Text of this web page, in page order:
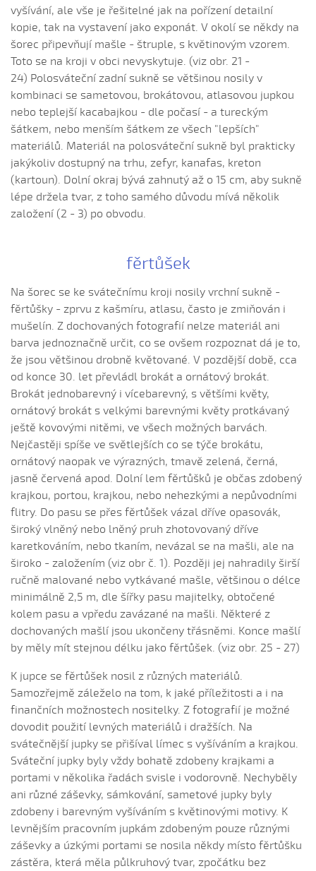
Naprostred Dunaja vyrostel
Naši páni
Ně tatíček kázal
Nebude z Janíčka voják (Jakub Hrbáč, 2006)
Nechce ňa panenka žádná (Roman Kotil, 2004)
Nechoď, Janíčko (Daniel Beníček, 2009)
Nechoď k nám, šohajku (Klaudie Čaňová, 2008)
Nechoď synečku
Nechodívaj k nám (Veronika Filípková, 2010)
Nechodívaj, šohaj, ke mně (Eva Čechová, 2006)
Nedaleko od Karlovéj Janová...
Nevím si já rady (Karolina Hluší, 2014)
Nezapadej slunéčko...
Níže Nových Zámkú (Kateřina Gorčíková, 2004)
Nocovali, nocovali...
Od hor veter veje (Iveta Janíková, 2009)
Od Prešpurka k Dunaju...
Okolo Bystrice (Jakub Hrbáč, 2004)
Okolo Hradišťa...
Okolo Hradišťa, voděnka
Okolo Hrozenka...
Okolo Moravy, voda sa blýská (Kateřina Oslzlová,
2009)
Pacholíčku můj (Robin Feldvabel, 2010)
Pásla som páva
Pásla som páva, prišlápla ho kráva
Páslo dívča na dolině pávy (Kateřina Koníčková,
2006)
Páslo dívča na dolině pávy (Šárka Hašková, 2004)
Páslo dívča páva (Andrea Slavotínková, 2006)
Páslo dívča páva (Jana Uhýrková, 2004)
Páslo dzievča na dolině krávy (Jana Záhorová, 2004)
Pásol Janko dva voly (Kateřina Koníčková, 2006)
Pásol Janko dva voly (Šárka Hašková, 2004)
☼ Pěkný je deň...
Plače kočka...
Počkaj, šohajíčku (Jana Záhorová, 2005)
Počkaj, šohajíčku (Julie Habartová, 2004)
Počkaj, šohajíčku (Kristýna Macková, 2009)
vyšívání, ale vše je řešitelné jak na pořízení detailní
kopie, tak na vystavení jako exponát. V okolí se někdy na
šorec připevňují mašle - štruple, s květinovým vzorem.
Toto se na kroji v obci nevyskytuje. (viz obr. 21 -
24) Polosváteční zadní sukně se většinou nosily v
kombinaci se sametovou, brokátovou, atlasovou jupkou
nebo teplejší kacabajkou - dle počasí - a tureckým
šátkem, nebo menším šátkem ze všech "lepších"
materiálů. Materiál na polosváteční sukně byl prakticky
jakýkoliv dostupný na trhu, zefyr, kanafas, kreton
(kartoun). Dolní okraj bývá zahnutý až o 15 cm, aby sukně
lépe držela tvar, z toho samého důvodu mívá několik
založení (2 - 3) po obvodu.
fěrtůšek
Na šorec se ke svátečnímu kroji nosily vrchní sukně -
fěrtůšky - zprvu z kašmíru, atlasu, často je zmiňován i
mušelín. Z dochovaných fotografií nelze materiál ani
barva jednoznačně určit, co se ovšem rozpoznat dá je to,
že jsou většinou drobně květované. V pozdější době, cca
od konce 30. let převládl brokát a ornátový brokát.
Brokát jednobarevný i vícebarevný, s většími květy,
ornátový brokát s velkými barevnými květy protkávaný
ještě kovovými nitěmi, ve všech možných barvách.
Nejčastěji spíše ve světlejších co se týče brokátu,
ornátový naopak ve výrazných, tmavě zelená, černá,
jasně červená apod. Dolní lem fěrtůšků je občas zdobený
krajkou, portou, krajkou, nebo nehezkými a nepůvodními
flitry. Do pasu se přes fěrtůšek vázal dříve opasovák,
široký vlněný nebo lněný pruh zhotovovaný dříve
karetkováním, nebo tkaním, nevázal se na mašli, ale na
široko - založením (viz obr č. 1). Později jej nahradily širší
ručně malované nebo vytkávané mašle, většinou o délce
minimálně 2,5 m, dle šířky pasu majitelky, obtočené
kolem pasu a vpředu zavázané na mašli. Některé z
dochovaných mašlí jsou ukončeny třásněmi. Konce mašlí
by měly mít stejnou délku jako fěrtůšek. (viz obr. 25 - 27)
K jupce se fěrtůšek nosil z různých materiálů.
Samozřejmě záleželo na tom, k jaké příležitosti a i na
finančních možnostech nositelky. Z fotografií je možné
dovodit použití levných materiálů i dražších. Na
svátečnější jupky se přišíval límec s vyšíváním a krajkou.
Sváteční jupky byly vždy bohatě zdobeny krajkami a
portami v několika řadách svisle i vodorovně. Nechyběly
ani různé záševky, sámkování, sametové jupky byly
zdobeny i barevným vyšíváním s květinovými motivy. K
levnějším pracovním jupkám zdobeným pouze různými
záševky a úzkými portami se nosila někdy místo fěrtůšku
zástěra, která měla půlkruhový tvar, zpočátku bez